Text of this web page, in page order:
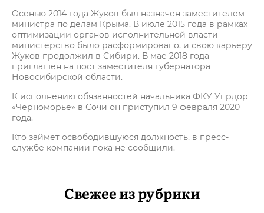
Осенью 2014 года Жуков был назначен заместителем
министра по делам Крыма. В июле 2015 года в рамках
оптимизации органов исполнительной власти
министерство было расформировано, и свою карьеру
Жуков продолжил в Сибири. В мае 2018 года
приглашен на пост заместителя губернатора
Новосибирской области.
К исполнению обязанностей начальника ФКУ Упрдор
«Черноморье» в Сочи он приступил 9 февраля 2020
года.
Кто займёт освободившуюся должность, в пресс-
службе компании пока не сообщили.
Свежее из рубрики